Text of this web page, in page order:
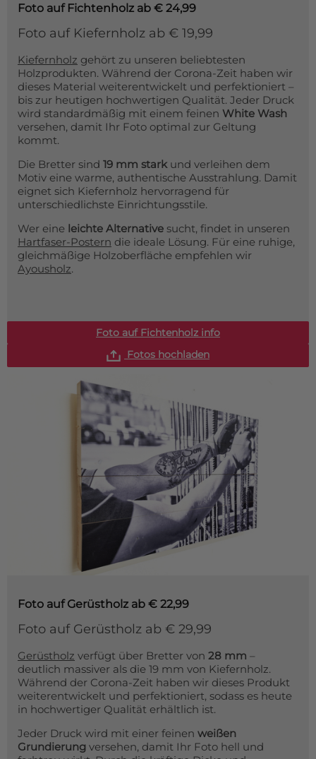
Foto auf Fichtenholz ab € 24,99
Foto auf Kiefernholz ab € 19,99
Kiefernholz gehört zu unseren beliebtesten
Holzprodukten. Während der Corona-Zeit haben wir
dieses Material weiterentwickelt und perfektioniert –
bis zur heutigen hochwertigen Qualität. Jeder Druck
wird standardmäßig mit einem feinen White Wash
versehen, damit Ihr Foto optimal zur Geltung
kommt.
Die Bretter sind 19 mm stark und verleihen dem
Motiv eine warme, authentische Ausstrahlung. Damit
eignet sich Kiefernholz hervorragend für
unterschiedlichste Einrichtungsstile.
Wer eine leichte Alternative sucht, findet in unseren
Hartfaser-Postern die ideale Lösung. Für eine ruhige,
gleichmäßige Holzoberfläche empfehlen wir
Ayousholz.
Foto auf Fichtenholz info
Fotos hochladen
Foto auf Gerüstholz ab € 22,99
Foto auf Gerüstholz ab € 29,99
Gerüstholz verfügt über Bretter von 28 mm –
deutlich massiver als die 19 mm von Kiefernholz.
Während der Corona-Zeit haben wir dieses Produkt
weiterentwickelt und perfektioniert, sodass es heute
in hochwertiger Qualität erhältlich ist.
Jeder Druck wird mit einer feinen weißen
Grundierung versehen, damit Ihr Foto hell und